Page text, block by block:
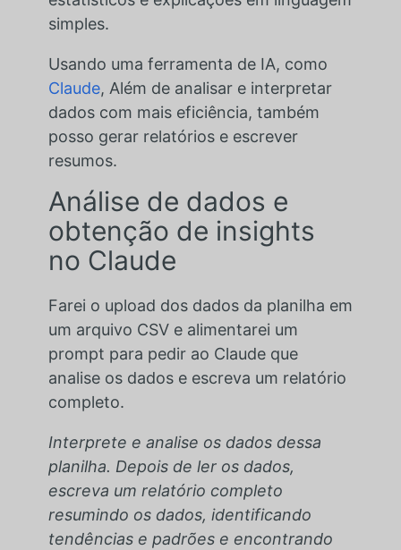
simples.
Usando uma ferramenta de IA, como
Claude, Além de analisar e interpretar
dados com mais eficiência, também
posso gerar relatórios e escrever
resumos.
Análise de dados e
obtenção de insights
no Claude
Farei o upload dos dados da planilha em
um arquivo CSV e alimentarei um
prompt para pedir ao Claude que
analise os dados e escreva um relatório
completo.
Interprete e analise os dados dessa
planilha. Depois de ler os dados,
escreva um relatório completo
resumindo os dados, identificando
tendências e padrões e encontrando